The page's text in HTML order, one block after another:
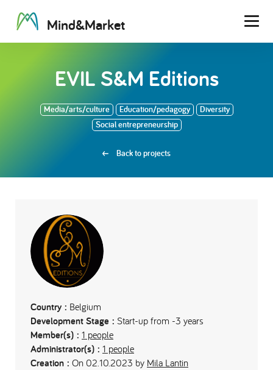
Mind&Market
EVIL S&M Editions
Media/arts/culture Education/pedagogy
Diversity
Social entrepreneurship
Back to projects
Country : Belgium
Development Stage : Start-up from -3 years
Member(s) : 1 people
Administrator(s) : 1 people
Creation : On 02.10.2023 by Mila Lantin